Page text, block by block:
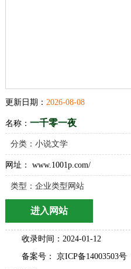
更新日期： 2026-08-08
名称： 一千零一夜
分类： 小说文学
网址： www.1001p.com/
类型：企业类型网站
进入网站
收录时间：2024-01-12
备案号： 京ICP备14003503号